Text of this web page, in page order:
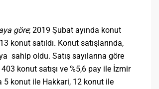
göre; 2019 Şubat ayında konut
konut satıldı. Konut satışlarında,
sahip oldu. Satış sayılarına göre
konut satışı ve %5,6 pay ile İzmir
5 konut ile Hakkari, 12 konut ile